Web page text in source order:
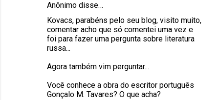
Anônimo disse…
Kovacs, parabéns pelo seu blog, visito muito,
comentar acho que só comentei uma vez e
foi para fazer uma pergunta sobre literatura
russa...
Agora também vim perguntar...
Você conhece a obra do escritor português
Gonçalo M. Tavares? O que acha?